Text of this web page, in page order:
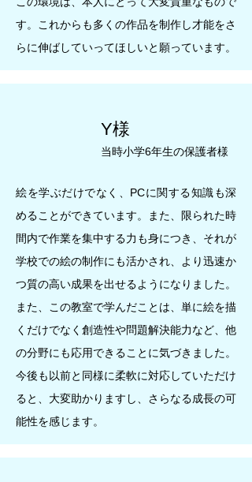
す。これからも多くの作品を制作し才能をさ
らに伸ばしていってほしいと願っています。
Y様
当時小学6年生の保護者様
絵を学ぶだけでなく、PCに関する知識も深
めることができています。また、限られた時
間内で作業を集中する力も身につき、それが
学校での絵の制作にも活かされ、より迅速か
つ質の高い成果を出せるようになりました。
また、この教室で学んだことは、単に絵を描
くだけでなく創造性や問題解決能力など、他
の分野にも応用できることに気づきました。
今後も以前と同様に柔軟に対応していただけ
ると、大変助かりますし、さらなる成長の可
能性を感じます。